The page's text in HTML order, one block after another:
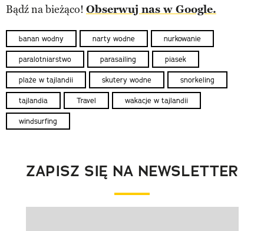
Bądź na bieżąco! Obserwuj nas w Google.
banan wodny narty wodne nurkowanie
paralotniarstwo parasailing piasek
plaże w tajlandii skutery wodne snorkeling
tajlandia Travel wakacje w tajlandii
windsurfing
ZAPISZ SIĘ NA NEWSLETTER